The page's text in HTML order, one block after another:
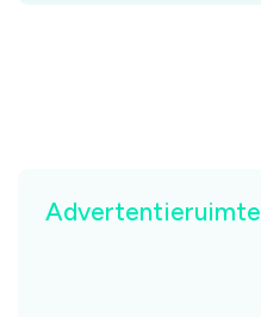
Advertentieruimte